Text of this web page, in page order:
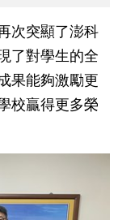
次突顯了澎科
了對學生的全
果能夠激勵更
校贏得更多榮